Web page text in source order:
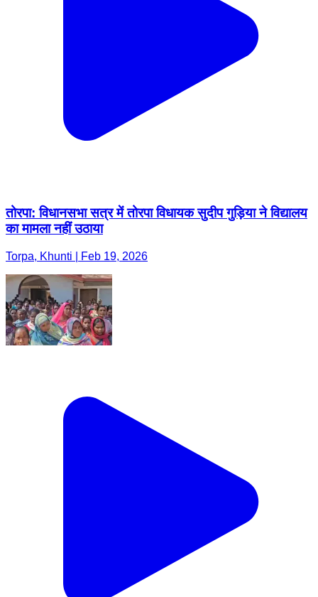
तोरपा: विधानसभा सत्र में तोरपा विधायक सुदीप गुड़िया ने विद्यालय
का मामला नहीं उठाया
Torpa, Khunti | Feb 19, 2026